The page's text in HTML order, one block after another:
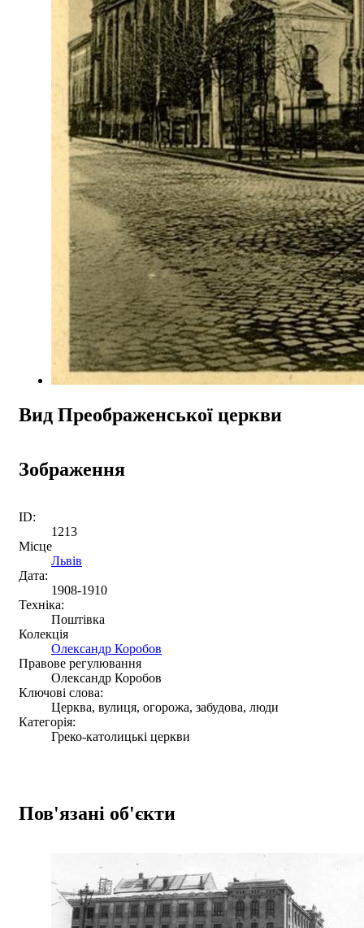
Вид Преображенської церкви
Зображення
ID:
1213
Місце
Львів
Дата:
1908-1910
Техніка:
Поштівка
Колекція
Олександр Коробов
Правове регулювання
Олександр Коробов
Ключові слова:
Церква, вулиця, огорожа, забудова, люди
Категорія:
Греко-католицькі церкви
Пов'язані об'єкти